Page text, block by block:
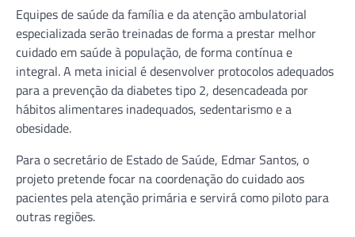
Equipes de saúde da família e da atenção ambulatorial
especializada serão treinadas de forma a prestar melhor
cuidado em saúde à população, de forma contínua e
integral. A meta inicial é desenvolver protocolos adequados
para a prevenção da diabetes tipo 2, desencadeada por
hábitos alimentares inadequados, sedentarismo e a
obesidade.
Para o secretário de Estado de Saúde, Edmar Santos, o
projeto pretende focar na coordenação do cuidado aos
pacientes pela atenção primária e servirá como piloto para
outras regiões.